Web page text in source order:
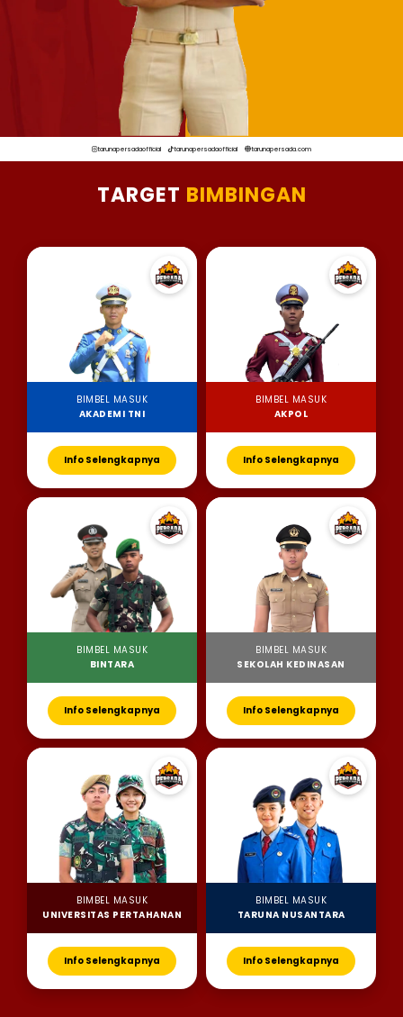
tarunapersadaofficial tarunapersadaofficial tarunapersada.com
TARGET BIMBINGAN
BIMBEL MASUK
AKADEMI TNI
Info Selengkapnya
BIMBEL MASUK
AKPOL
Info Selengkapnya
BIMBEL MASUK
BINTARA
Info Selengkapnya
BIMBEL MASUK
SEKOLAH KEDINASAN
Info Selengkapnya
BIMBEL MASUK
UNIVERSITAS PERTAHANAN
Info Selengkapnya
BIMBEL MASUK
TARUNA NUSANTARA
Info Selengkapnya